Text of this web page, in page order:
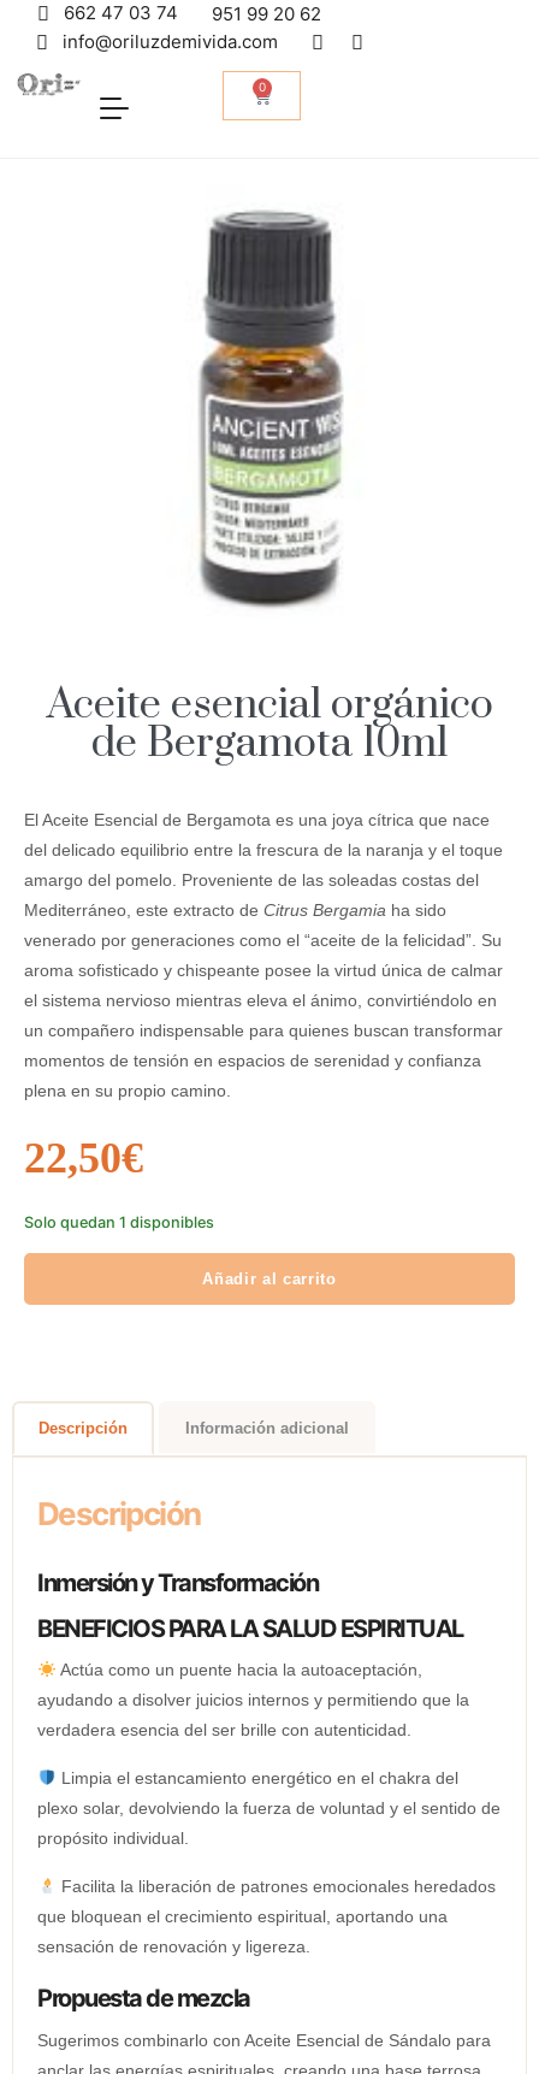
662 47 03 74
951 99 20 62
info@oriluzdemivida.com
0
Aceite esencial orgánico
de Bergamota 10ml
El Aceite Esencial de Bergamota es una joya cítrica que nace
del delicado equilibrio entre la frescura de la naranja y el toque
amargo del pomelo. Proveniente de las soleadas costas del
Mediterráneo, este extracto de Citrus Bergamia ha sido
venerado por generaciones como el “aceite de la felicidad”. Su
aroma sofisticado y chispeante posee la virtud única de calmar
el sistema nervioso mientras eleva el ánimo, convirtiéndolo en
un compañero indispensable para quienes buscan transformar
momentos de tensión en espacios de serenidad y confianza
plena en su propio camino.
22,50€
Solo quedan 1 disponibles
Añadir al carrito
Descripción Información adicional
Descripción
Inmersión y Transformación
BENEFICIOS PARA LA SALUD ESPIRITUAL
Actúa como un puente hacia la autoaceptación,
ayudando a disolver juicios internos y permitiendo que la
verdadera esencia del ser brille con autenticidad.
Limpia el estancamiento energético en el chakra del
plexo solar, devolviendo la fuerza de voluntad y el sentido de
propósito individual.
Facilita la liberación de patrones emocionales heredados
que bloquean el crecimiento espiritual, aportando una
sensación de renovación y ligereza.
Propuesta de mezcla
Sugerimos combinarlo con Aceite Esencial de Sándalo para
anclar las energías espirituales, creando una base terrosa